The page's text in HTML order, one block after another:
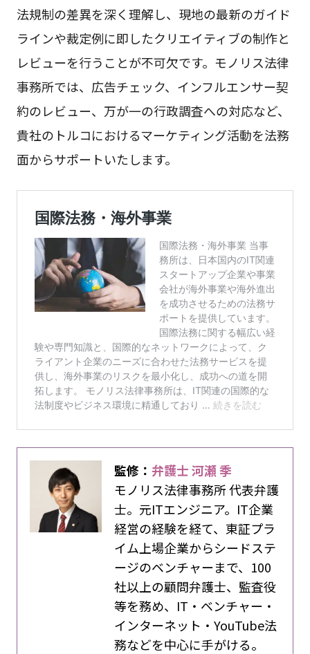
法規制の差異を深く理解し、現地の最新のガイド
ラインや裁定例に即したクリエイティブの制作と
レビューを行うことが不可欠です。モノリス法律
事務所では、広告チェック、インフルエンサー契
約のレビュー、万が一の行政調査への対応など、
貴社のトルコにおけるマーケティング活動を法務
面からサポートいたします。
監修：弁護士 河瀬 季
モノリス法律事務所 代表弁護
士。元ITエンジニア。IT企業
経営の経験を経て、東証プラ
イム上場企業からシードステ
ージのベンチャーまで、100
社以上の顧問弁護士、監査役
等を務め、IT・ベンチャー・
インターネット・YouTube法
務などを中心に手がける。